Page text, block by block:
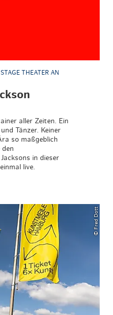
THEATER AN
aller Zeiten. Ein
Tänzer. Keiner
so maßgeblich
den
in dieser
live.
© Fred Dott